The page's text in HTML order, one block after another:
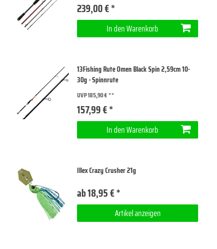
239,00 € *
In den Warenkorb
13Fishing Rute Omen Black Spin 2,59cm 10-
30g - Spinnrute
UVP 185,90 €
157,99 € *
In den Warenkorb
Illex Crazy Crusher 21g
ab 18,95 € *
Artikel anzeigen